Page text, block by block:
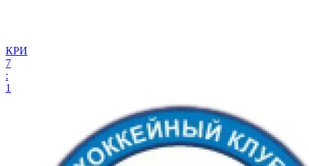
КРИ
7
:
1